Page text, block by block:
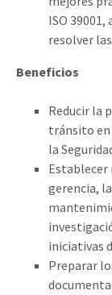
ISO
resolver
Beneficios
Reducir la
tránsito en
la
Establecer
gerencia,
iniciativas
Preparar